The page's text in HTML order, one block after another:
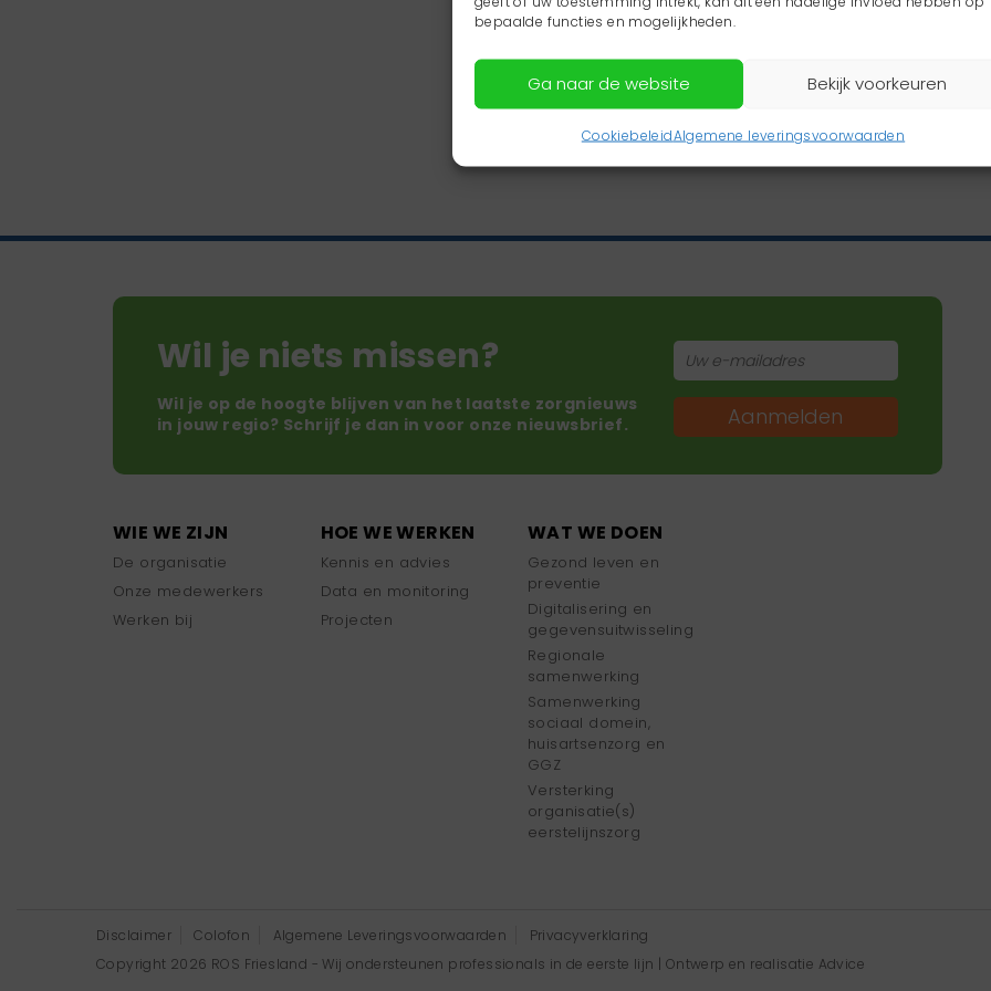
bepaalde functies en mogelijkheden.
Ga naar de website Bekijk voorkeuren
CookiebeleidAlgemene leveringsvoorwaarden
Wil je niets missen?
Wil je op de hoogte blijven van het laatste zorgnieuws
in jouw regio? Schrijf je dan in voor onze nieuwsbrief.
Aanmelden
WIE WE ZIJN
De organisatie
Onze medewerkers
Werken bij
HOE WE WERKEN
Kennis en advies
Data en monitoring
Projecten
WAT WE DOEN
Gezond leven en
preventie
Digitalisering en
gegevensuitwisseling
Regionale
samenwerking
Samenwerking
sociaal domein,
huisartsenzorg en
GGZ
Versterking
organisatie(s)
eerstelijnszorg
Disclaimer Colofon Algemene Leveringsvoorwaarden
Privacyverklaring
Copyright 2026 ROS Friesland - Wij ondersteunen professionals in de eerste lijn | Ontwerp en realisatie Advice